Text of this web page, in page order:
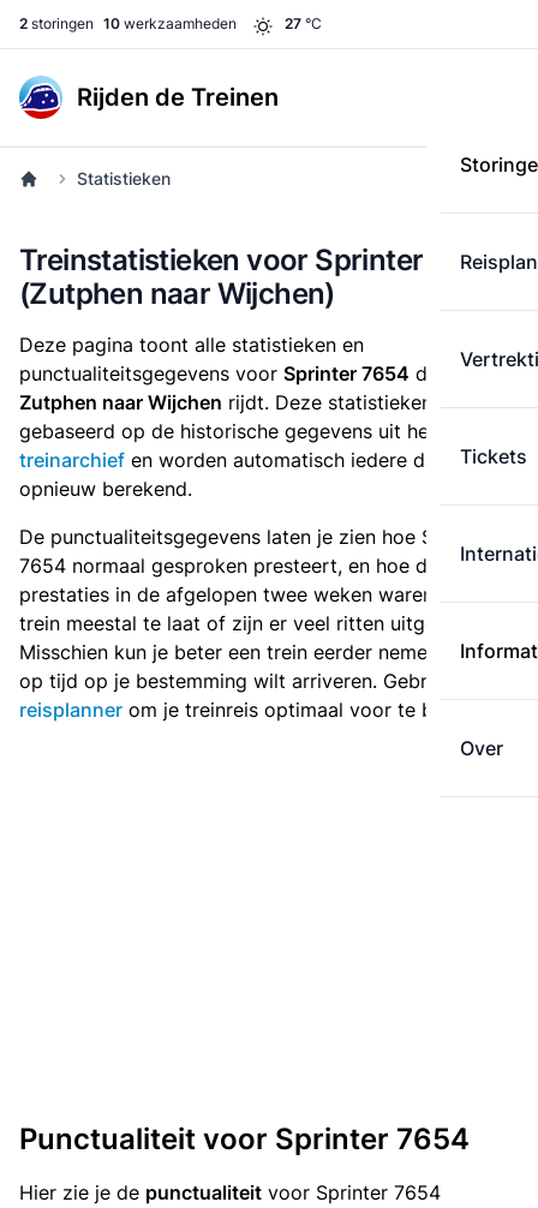
2 storingen 10 werkzaamheden 27 °C
Rijden de Treinen
Tickets
Over
Statistieken
Treinstatistieken voor Sprinter 7654
(Zutphen naar Wijchen)
Deze pagina toont alle statistieken en
punctualiteitsgegevens voor Sprinter 7654 die
van
Zutphen naar Wijchen rijdt. Deze statistieken zijn
gebaseerd op de historische gegevens uit het
treinarchief en worden automatisch iedere dag
opnieuw berekend.
De punctualiteitsgegevens laten je zien hoe Sprinter
7654 normaal gesproken presteert, en hoe de
prestaties in de afgelopen twee weken waren. Is deze
trein meestal te laat of zijn er veel ritten uitgevallen?
Misschien kun je beter een trein eerder nemen als je
op tijd op je bestemming wilt arriveren. Gebruik de
reisplanner om je treinreis optimaal voor te bereiden.
Punctualiteit voor Sprinter 7654
Hier zie je de punctualiteit voor Sprinter 7654